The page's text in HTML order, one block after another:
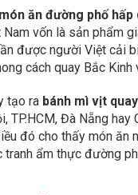
ăn đường phố
Nam vốn là sản phẩm
được người Việt cải
cách quay Bắc
tạo ra bánh mì vịt
TP.HCM, Đà Nẵng
đó cho thấy món ăn
ẩm thực đường